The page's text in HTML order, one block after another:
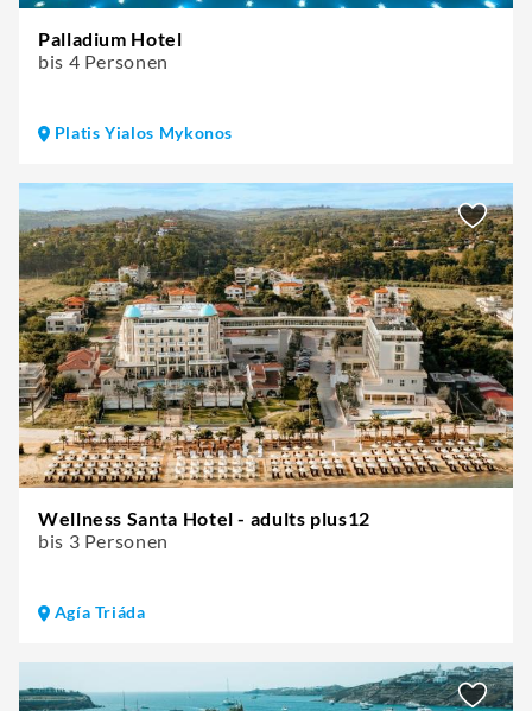
Palladium Hotel
bis 4 Personen
Platis Yialos Mykonos
Wellness Santa Hotel - adults plus12
bis 3 Personen
Agía Triáda